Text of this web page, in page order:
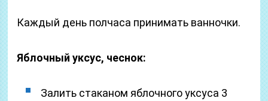
Каждый день полчаса принимать ванночки.
Яблочный уксус, чеснок:
Залить стаканом яблочного уксуса 3